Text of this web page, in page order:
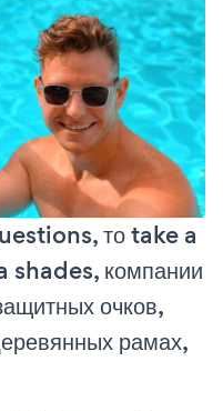
то take a
shades, компании
очков,
рамах,